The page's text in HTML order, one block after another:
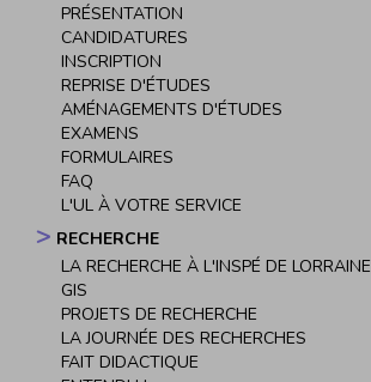
PRÉSENTATION
CANDIDATURES
INSCRIPTION
REPRISE D'ÉTUDES
AMÉNAGEMENTS D'ÉTUDES
EXAMENS
FORMULAIRES
FAQ
L'UL À VOTRE SERVICE
RECHERCHE
LA RECHERCHE À L'INSPÉ DE LORRAINE
GIS
PROJETS DE RECHERCHE
LA JOURNÉE DES RECHERCHES
FAIT DIDACTIQUE